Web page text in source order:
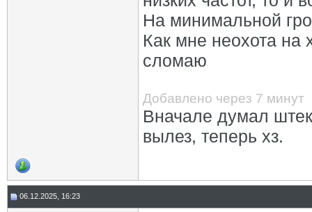
На минимальной
Как мне неохота на
сломаю
Добавлено через 7 минут
Вначале думал
вылез, теперь хз.
06.12.2025, 16:23